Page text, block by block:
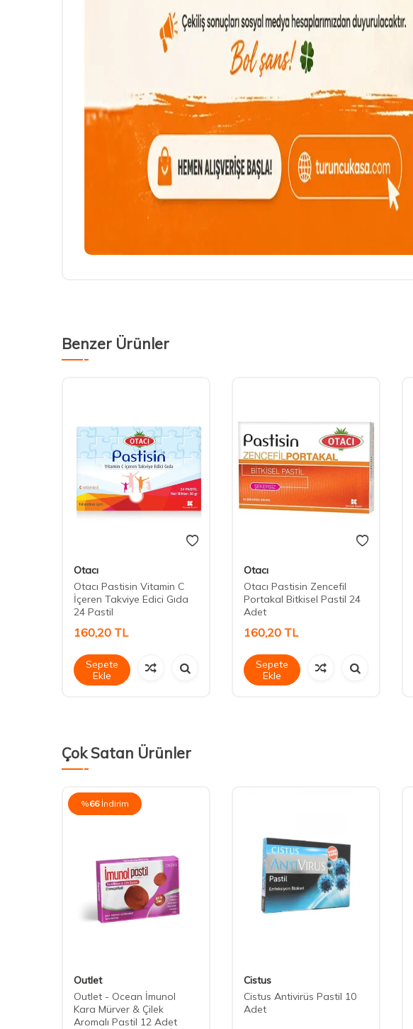
Benzer Ürünler
Otacı
Otacı Pastisin Vitamin C
İçeren Takviye Edici Gıda
24 Pastil
160,20 TL
Sepete
Ekle
Otacı
Otacı Pastisin Zencefil
Portakal Bitkisel Pastil 24
Adet
160,20 TL
Sepete
Ekle
Çok Satan Ürünler
%66 İndirim
Outlet
Outlet - Ocean İmunol
Kara Mürver & Çilek
Aromalı Pastil 12 Adet
Cistus
Cistus Antivirüs Pastil 10
Adet